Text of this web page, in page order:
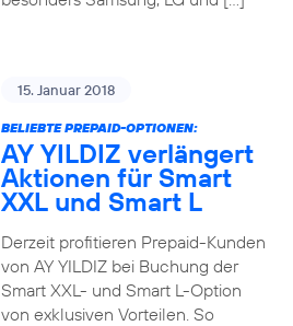
15. Januar 2018
BELIEBTE PREPAID-OPTIONEN:
AY YILDIZ verlängert
Aktionen für Smart
XXL und Smart L
Derzeit profitieren Prepaid-Kunden
von AY YILDIZ bei Buchung der
Smart XXL- und Smart L-Option
von exklusiven Vorteilen. So